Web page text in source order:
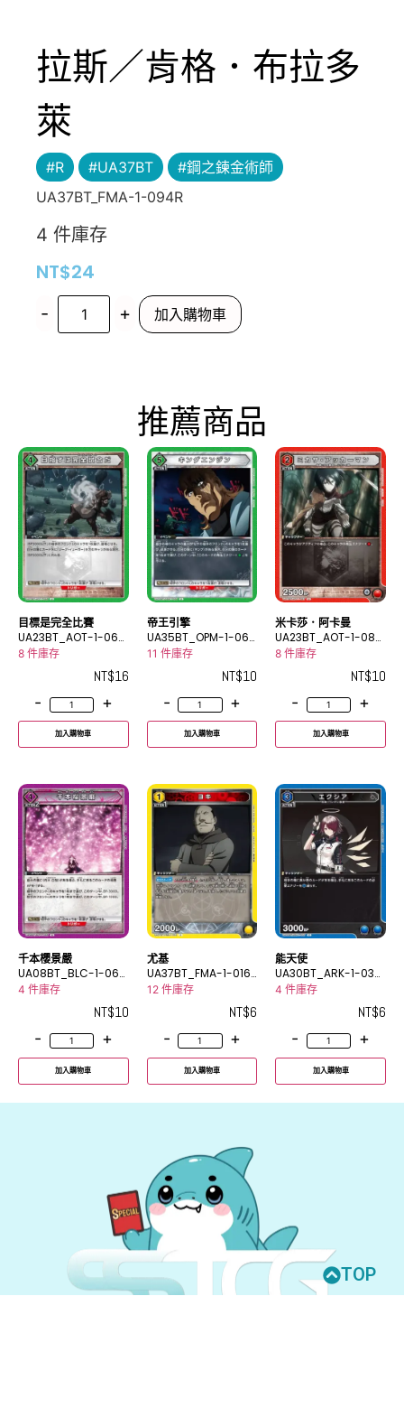
拉斯／肯格．布拉多
萊
#R #UA37BT
#鋼之鍊金術師
UA37BT_FMA-1-094R
4 件庫存
NT$24
- + 加入購物車
推薦商品
目標是完全比賽
UA23BT_AOT-1-066
U
8 件庫存
NT$16
-
+
加入購物車
帝王引擎
UA35BT_OPM-1-064
U
11 件庫存
NT$10
-
+
加入購物車
米卡莎．阿卡曼
UA23BT_AOT-1-087
U
8 件庫存
NT$10
-
+
加入購物車
千本櫻景嚴
UA08BT_BLC-1-065
U
4 件庫存
NT$10
-
+
加入購物車
尤基
UA37BT_FMA-1-016
C
12 件庫存
NT$6
-
+
加入購物車
能天使
UA30BT_ARK-1-037
C
4 件庫存
NT$6
-
+
加入購物車
TOP